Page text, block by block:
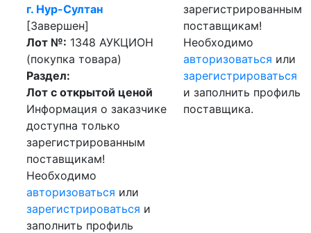
г. Нур-Султан
[Завершен]
Лот №: 1348 АУКЦИОН
(покупка товара)
Раздел:
Лот с открытой ценой
Информация о заказчике
доступна только
зарегистрированным
поставщикам!
Необходимо
авторизоваться или
зарегистрироваться и
заполнить профиль
зарегистрированным
поставщикам!
Необходимо
авторизоваться или
зарегистрироваться
и заполнить профиль
поставщика.